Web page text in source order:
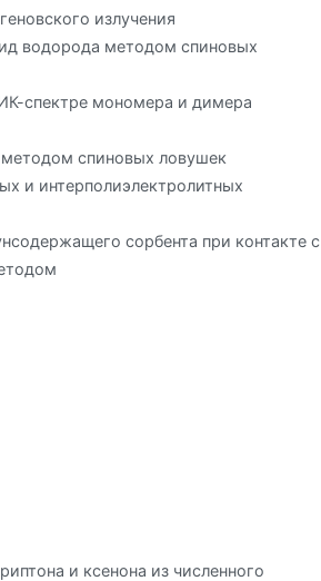
излучения
водорода методом спиновых
спектре мономера и димера
спиновых ловушек
и интерполиэлектролитных
сорбента при контакте с
и ксенона из численного